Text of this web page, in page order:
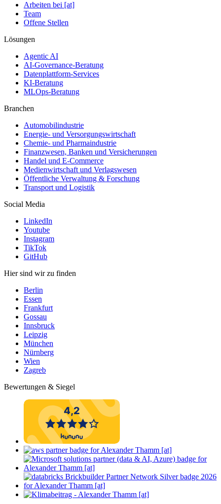
Arbeiten bei [at]
Team
Offene Stellen
Lösungen
Agentic AI
AI-Governance-Beratung
Datenplattform-Services
KI-Beratung
MLOps-Beratung
Branchen
Automobilindustrie
Energie- und Versorgungswirtschaft
Chemie- und Pharmaindustrie
Finanzwesen, Banken und Versicherungen
Handel und E-Commerce
Medienwirtschaft und Verlagswesen
Öffentliche Verwaltung & Forschung
Transport und Logistik
Social Media
LinkedIn
Youtube
Instagram
TikTok
GitHub
Hier sind wir zu finden
Berlin
Essen
Frankfurt
Gossau
Innsbruck
Leipzig
München
Nürnberg
Wien
Zagreb
Bewertungen & Siegel